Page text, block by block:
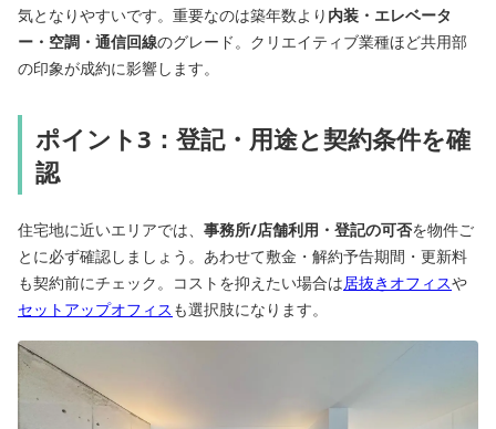
気となりやすいです。重要なのは築年数より 内装・エレベータ
ー・空調・通信回線のグレード。クリエイティブ業種ほど共用部
の印象が成約に影響します。
ポイント3：登記・用途と契約条件を確
認
住宅地に近いエリアでは、 事務所/店舗利用・登記の可否を物件ご
とに必ず確認しましょう。あわせて敷金・解約予告期間・更新料
も契約前にチェック。コストを抑えたい場合は居抜きオフィスや
セットアップオフィス も選択肢になります。